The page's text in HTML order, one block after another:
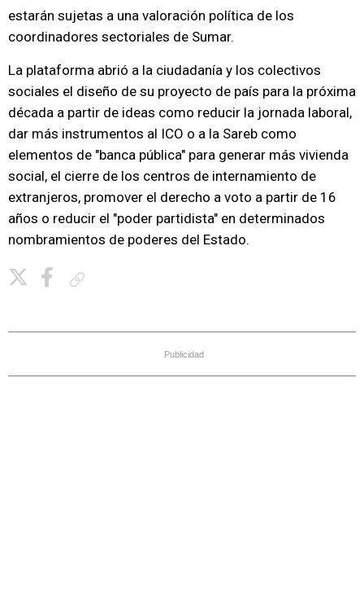
estarán sujetas a una valoración política de los
coordinadores sectoriales de Sumar.
La plataforma abrió a la ciudadanía y los colectivos
sociales el diseño de su proyecto de país para la próxima
década a partir de ideas como reducir la jornada laboral,
dar más instrumentos al ICO o a la Sareb como
elementos de "banca pública" para generar más vivienda
social, el cierre de los centros de internamiento de
extranjeros, promover el derecho a voto a partir de 16
años o reducir el "poder partidista" en determinados
nombramientos de poderes del Estado.
Publicidad